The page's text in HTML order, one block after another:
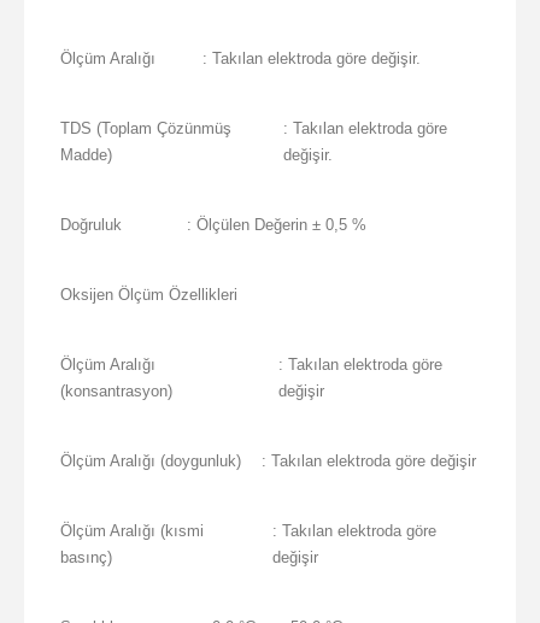
Ölçüm Aralığı : Takılan elektroda göre değişir.
TDS (Toplam Çözünmüş
Madde)
: Takılan elektroda göre
değişir.
Doğruluk : Ölçülen Değerin ± 0,5 %
Oksijen Ölçüm Özellikleri
Ölçüm Aralığı
(konsantrasyon)
: Takılan elektroda göre
değişir
Ölçüm Aralığı (doygunluk) : Takılan elektroda göre değişir
Ölçüm Aralığı (kısmi
basınç)
: Takılan elektroda göre
değişir